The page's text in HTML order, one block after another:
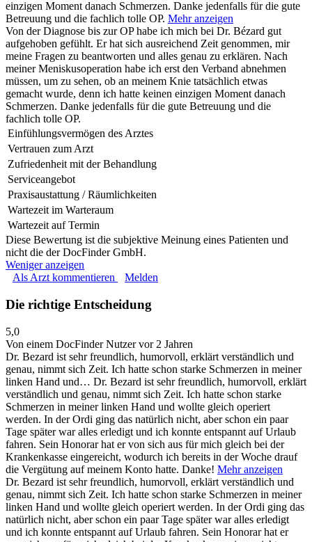
einzigen Moment danach Schmerzen. Danke jedenfalls für die gute
Betreuung und die fachlich tolle OP. Mehr anzeigen
Von der Diagnose bis zur OP habe ich mich bei Dr. Bézard gut
aufgehoben gefühlt. Er hat sich ausreichend Zeit genommen, mir
meine Fragen zu beantworten und alles genau zu erklären. Nach
meiner Meniskusoperation habe ich erst den Verband abnehmen
müssen, um zu sehen, ob an meinem Knie tatsächlich etwas
gemacht wurde, denn ich hatte keinen einzigen Moment danach
Schmerzen. Danke jedenfalls für die gute Betreuung und die
fachlich tolle OP.
Einfühlungsvermögen des Arztes
Vertrauen zum Arzt
Zufriedenheit mit der Behandlung
Serviceangebot
Praxisaustattung / Räumlichkeiten
Wartezeit im Warteraum
Wartezeit auf Termin
Diese Bewertung ist die subjektive Meinung eines Patienten und
nicht die der DocFinder GmbH.
Weniger anzeigen
Als Arzt kommentieren
Melden
Die richtige Entscheidung
5,0
Von einem DocFinder Nutzervor 2 Jahren
Dr. Bezard ist sehr freundlich, humorvoll, erklärt verständlich und
genau, nimmt sich Zeit. Ich hatte schon starke Schmerzen in meiner
linken Hand und… Dr. Bezard ist sehr freundlich, humorvoll, erklärt
verständlich und genau, nimmt sich Zeit. Ich hatte schon starke
Schmerzen in meiner linken Hand und wollte gleich operiert
werden. In der Ordi ging das natürlich nicht, aber schon ein paar
Tage später war alles erledigt und ich konnte entspannt auf Urlaub
fahren. Sein Honorar hat er von sich aus für mich gleich bei der
Krankenkasse eingereicht, wodurch ich bereits in der Woche drauf
die Vergütung auf meinem Konto hatte. Danke! Mehr anzeigen
Dr. Bezard ist sehr freundlich, humorvoll, erklärt verständlich und
genau, nimmt sich Zeit. Ich hatte schon starke Schmerzen in meiner
linken Hand und wollte gleich operiert werden. In der Ordi ging das
natürlich nicht, aber schon ein paar Tage später war alles erledigt
und ich konnte entspannt auf Urlaub fahren. Sein Honorar hat er